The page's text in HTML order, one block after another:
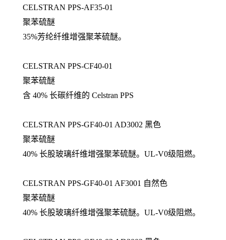
CELSTRAN PPS-AF35-01
聚苯硫醚
35%芳纶纤维增强聚苯硫醚。
CELSTRAN PPS-CF40-01
聚苯硫醚
含 40% 长碳纤维的 Celstran PPS
CELSTRAN PPS-GF40-01 AD3002 黑色
聚苯硫醚
40% 长股玻璃纤维增强聚苯硫醚。UL-V0级阻燃。
CELSTRAN PPS-GF40-01 AF3001 自然色
聚苯硫醚
40% 长股玻璃纤维增强聚苯硫醚。UL-V0级阻燃。